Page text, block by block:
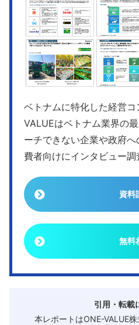
ベトナムに特化した経営
VALUEはベトナム業界の
ーチできない企業や政府
費者向けにインタビュー調
資料
無料
引用・転載
本レポートはONE-VALUE